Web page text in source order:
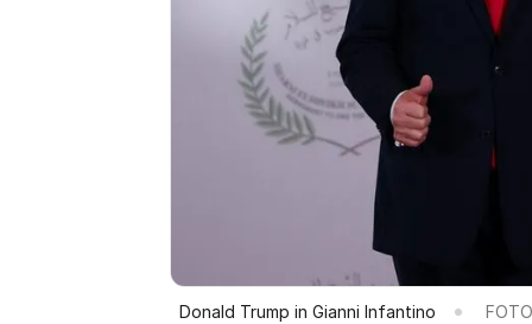
Donald Trump in Gianni Infantino